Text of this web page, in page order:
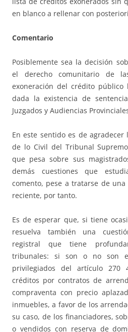
en blanco a rellenar con
Comentario
Posiblemente sea la decisión
el derecho comunitario de
exoneración del crédito
dada la existencia de
Juzgados y Audiencias
En este sentido es de
de lo Civil del Tribunal
que pesa sobre sus
demás cuestiones que
comento, pese a tratarse de
reciente, por tanto.
Es de esperar que, si tiene
resuelva también una
registral que tiene
tribunales: si son o no son
privilegiados del artículo 270
créditos por contratos de
compraventa con precio
inmuebles, a favor de los
su caso, de los financiadores,
o vendidos con reserva de